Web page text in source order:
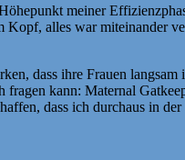
meiner
alles war miteinander
dass ihre Frauen
kann: Maternal
dass ich durchaus in